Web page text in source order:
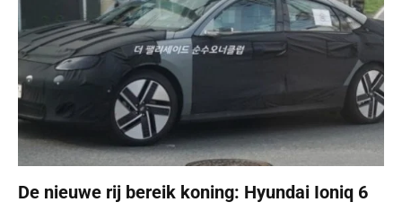
De nieuwe rij bereik koning: Hyundai Ioniq 6